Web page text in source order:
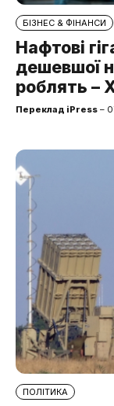
БІЗНЕС & ФІНАНСИ
Нафтові
дешевшої
роблять –
Переклад iPress –
ПОЛІТИКА